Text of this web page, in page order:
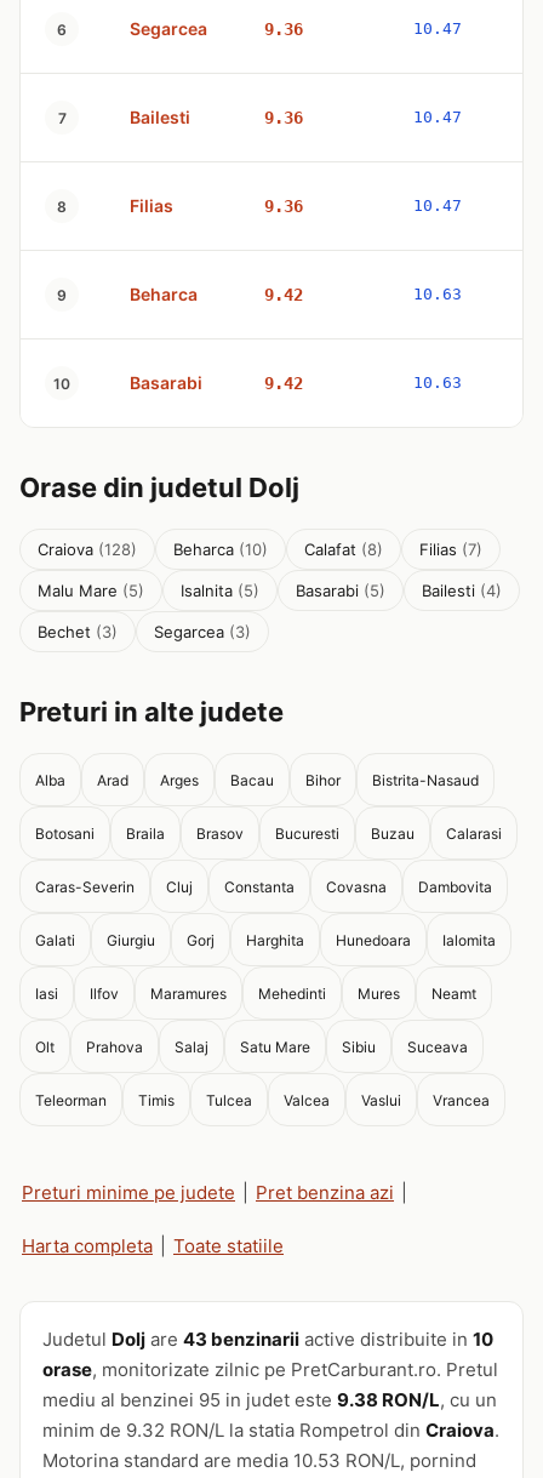
6 Segarcea 9.36 10.47
7 Bailesti 9.36 10.47
8 Filias 9.36 10.47
9 Beharca 9.42 10.63
10 Basarabi 9.42 10.63
Orase din judetul Dolj
Craiova (128) Beharca (10) Calafat (8) Filias (7)
Malu Mare (5) Isalnita (5) Basarabi (5) Bailesti (4)
Bechet (3) Segarcea (3)
Preturi in alte judete
Alba Arad Arges Bacau Bihor Bistrita-Nasaud
Botosani Braila Brasov Bucuresti Buzau Calarasi
Caras-Severin Cluj Constanta Covasna Dambovita
Galati Giurgiu Gorj Harghita Hunedoara Ialomita
Iasi Ilfov Maramures Mehedinti Mures Neamt
Olt Prahova Salaj Satu Mare Sibiu Suceava
Teleorman Timis Tulcea Valcea Vaslui Vrancea
Preturi minime pe judete Pret benzina azi
Harta completa Toate statiile
Judetul Dolj are 43 benzinarii active distribuite in 10
orase, monitorizate zilnic pe PretCarburant.ro. Pretul
mediu al benzinei 95 in judet este 9.38 RON/L, cu un
minim de 9.32 RON/L la statia Rompetrol din Craiova.
Motorina standard are media 10.53 RON/L, pornind